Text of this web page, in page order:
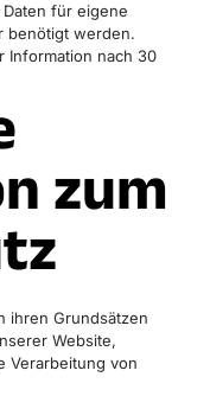
für eigene
benötigt werden.
Information nach 30
zum
ihren Grundsätzen
Website,
Verarbeitung von